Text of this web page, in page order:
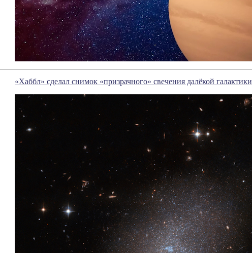
«Хаббл» сделал снимок «призрачного» свечения далёкой галактики